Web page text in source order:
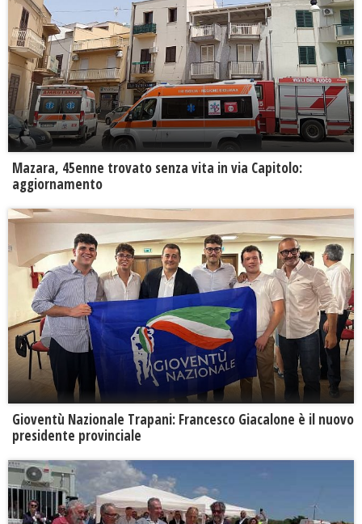
Mazara, 45enne trovato senza vita in via Capitolo:
aggiornamento
Gioventù Nazionale Trapani: Francesco Giacalone è il nuovo
presidente provinciale